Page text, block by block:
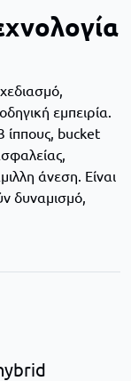
εμπειρία.
ίππους, bucket
άνεση. Είναι
δυναμισμό,